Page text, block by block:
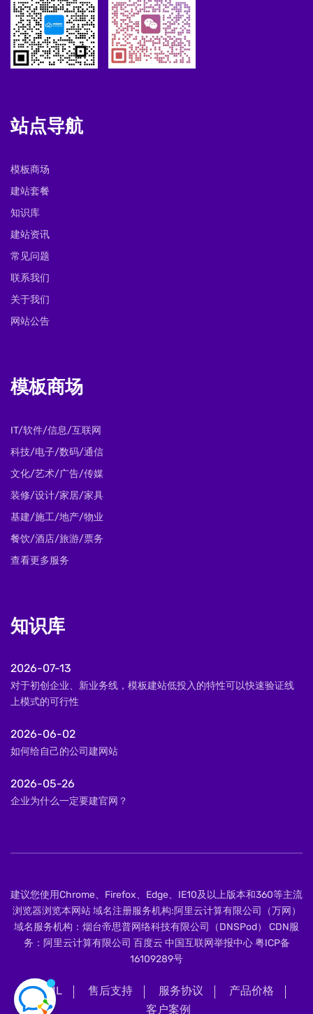
站点导航
模板商场
建站套餐
知识库
建站资讯
常见问题
联系我们
关于我们
网站公告
模板商场
IT/软件/信息/互联网
科技/电子/数码/通信
文化/艺术/广告/传媒
装修/设计/家居/家具
基建/施工/地产/物业
餐饮/酒店/旅游/票务
查看更多服务
知识库
2026-07-13
对于初创企业、新业务线，模板建站低投入的特性可以快速验证线
上模式的可行性
2026-06-02
如何给自己的公司建网站
2026-05-26
企业为什么一定要建官网？
建议您使用Chrome、Firefox、Edge、IE10及以上版本和360等主流
浏览器浏览本网站 域名注册服务机构:阿里云计算有限公司（万网）
域名服务机构：烟台帝思普网络科技有限公司（DNSPod） CDN服
务：阿里云计算有限公司 百度云 中国互联网举报中心粤ICP备
16109289号
XML 售后支持 服务协议
产品价格
客户案例